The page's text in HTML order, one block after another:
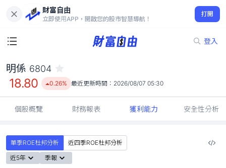
財富自由
立即使用APP，開啟您的股市智慧導航！
打開
登入
18.80
0.26%
明係 6804
18.80 0.26% 最近更新時間： 2026/08/07 05:30
個股概覽 財務報表 獲利能力 安全性分析
單季ROE杜邦分析
近四季ROE杜邦分析
近5年
季報